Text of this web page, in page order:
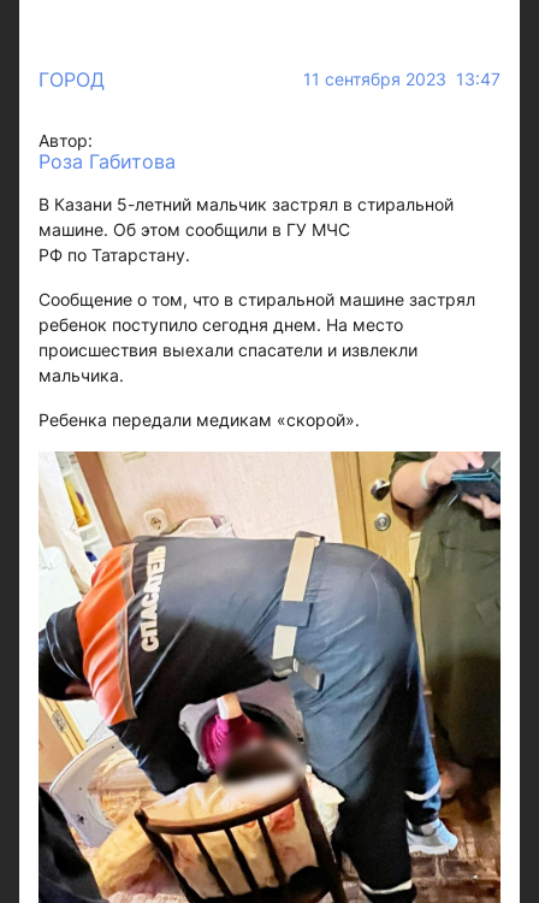
ГОРОД 11 сентября 2023 13:47
Автор:
Роза Габитова
В Казани 5-летний мальчик застрял в стиральной
машине. Об этом сообщили в ГУ МЧС
РФ по Татарстану.
Сообщение о том, что в стиральной машине застрял
ребенок поступило сегодня днем. На место
происшествия выехали спасатели и извлекли
мальчика.
Ребенка передали медикам «скорой».